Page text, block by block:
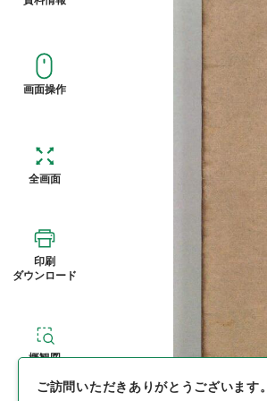
画面操作
全画面
印刷
ダウンロード
概観図
ご訪問いただきありがとうございます。